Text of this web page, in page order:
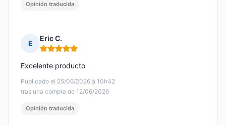
Opinión traducida
E
Eric C.
Nota: 5 de 5
Publicado el 25/06/2026 à 10h42
tras una compra de 12/06/2026
Excelente producto
Opinión traducida